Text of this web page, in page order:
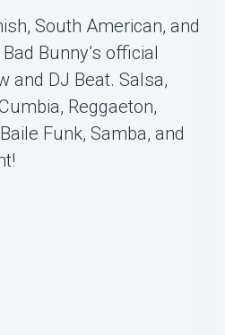
South American, and
Bunny’s official
and DJ Beat. Salsa,
Reggaeton,
Funk, Samba, and